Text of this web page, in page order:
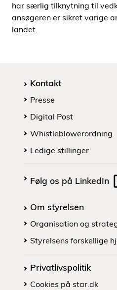
har særlig tilknytning til
ansøgeren er sikret varige
landet.
Kontakt
Presse
Digital Post
Whistleblowerordning
Ledige stillinger
Følg os på LinkedIn
Om styrelsen
Organisation og
Styrelsens forskellige
Privatlivspolitik
Cookies på star.dk